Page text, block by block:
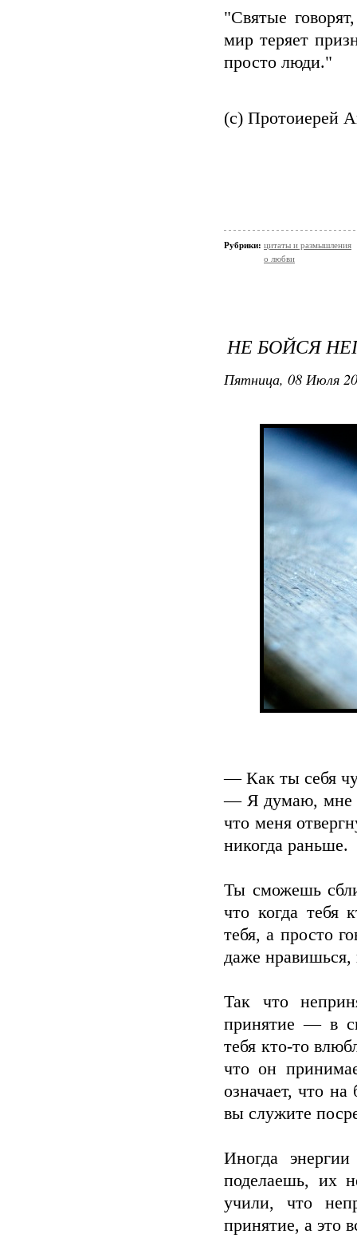
"Святые
мир теряет
просто люди."
(с) Протоиерей
Рубрики: цитаты и размышления
о любви
НЕ БОЙСЯ
Пятница, 08 Июля
— Как ты себя
— Я думаю, мне
что меня
никогда раньше.
Ты сможешь
что когда тебя
тебя, а просто
даже нравишься,
Так что
принятие — в
тебя кто-то
что он
означает, что на
вы служите
Иногда
поделаешь, их
учили, что
принятие, а это